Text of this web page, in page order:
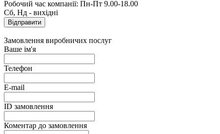
Робочий час компанії: Пн-Пт 9.00-18.00
Сб, Нд - вихідні
Замовлення виробничих послуг
Ваше ім'я
Телефон
E-mail
ID замовлення
Коментар до замовлення